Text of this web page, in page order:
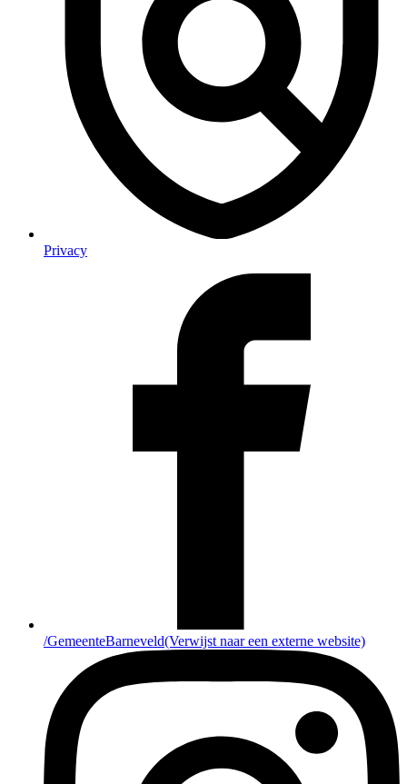
Privacy
/GemeenteBarneveld(Verwijst naar een externe website)